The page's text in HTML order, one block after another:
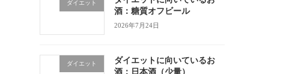
ダイエット
酒：糖質オフビール
2026年7月24日
ダイエット
ダイエットに向いているお
酒：日本酒（少量）